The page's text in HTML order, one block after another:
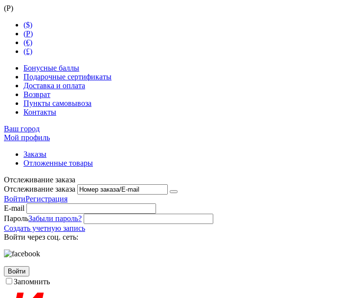
(Р)
($)
(Р)
(€)
(£)
Бонусные баллы
Подарочные сертификаты
Доставка и оплата
Возврат
Пункты самовывоза
Контакты
Ваш город
Мой профиль
Заказы
Отложенные товары
Отслеживание заказа
Отслеживание заказа
ВойтиРегистрация
E-mail
ПарольЗабыли пароль?
Создать учетную запись
Войти через соц. сеть:
Войти
Запомнить